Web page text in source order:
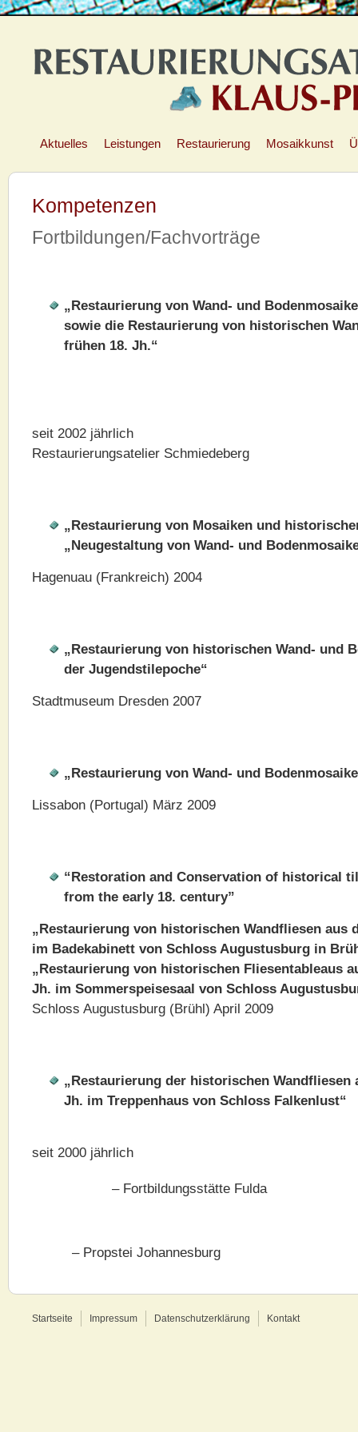
Aktuelles Leistungen Restaurierung Mosaikkunst
Kompetenzen
Fortbildungen/Fachvorträge
„Restaurierung von Wand- und
sowie die Restaurierung von historischen
frühen 18. Jh.“
seit 2002 jährlich
Restaurierungsatelier Schmiedeberg
„Restaurierung von Mosaiken und
„Neugestaltung von Wand- und
Hagenuau (Frankreich) 2004
„Restaurierung von historischen Wand- und
der Jugendstilepoche“
Stadtmuseum Dresden 2007
„Restaurierung von Wand- und
Lissabon (Portugal) März 2009
“Restoration and Conservation of historical
from the early 18. century”
„Restaurierung von historischen Wandfliesen aus
im Badekabinett von Schloss Augustusburg in
„Restaurierung von historischen Fliesentableaus
Jh. im Sommerspeisesaal von Schloss
Schloss Augustusburg (Brühl) April 2009
„Restaurierung der historischen Wandfliesen
Jh. im Treppenhaus von Schloss Falkenlust“
seit 2000 jährlich
– Fortbildungsstätte Fulda
– Propstei Johannesburg
Startseite Impressum Datenschutzerklärung Kontakt